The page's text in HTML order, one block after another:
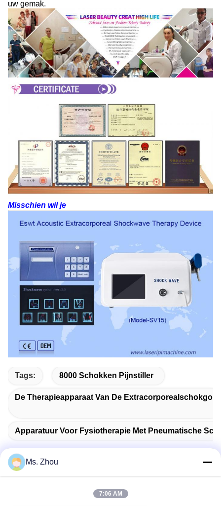
uw gemak.
Misschien wil je
Tags: 8000 Schokken Pijnstiller
De Therapieapparaat Van De Extracorporealschokgolf
Apparatuur Voor Fysiotherapie Met Pneumatische
Ms. Zhou
7:06 AM